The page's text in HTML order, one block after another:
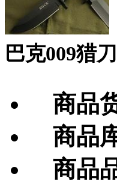
巴克009猎
商品
商品
商品